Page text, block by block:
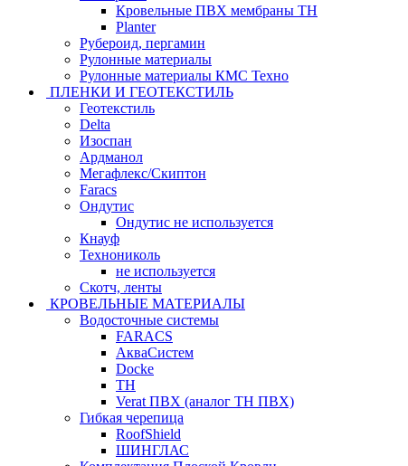
Кровельные ПВХ мембраны ТН
Planter
Рубероид, пергамин
Рулонные материалы
Рулонные материалы КМС Техно
ПЛЕНКИ И ГЕОТЕКСТИЛЬ
Геотекстиль
Delta
Изоспан
Ардманол
Мегафлекс/Скиптон
Faracs
Ондутис
Ондутис не используется
Кнауф
Технониколь
не используется
Скотч, ленты
КРОВЕЛЬНЫЕ МАТЕРИАЛЫ
Водосточные системы
FARACS
АкваСистем
Docke
ТН
Verat ПВХ (аналог ТН ПВХ)
Гибкая черепица
RoofShield
ШИНГЛАС